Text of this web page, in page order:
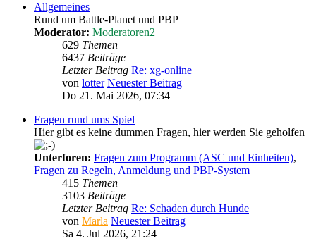
Allgemeines
Rund um Battle-Planet und PBP
Moderator: Moderatoren2
629 Themen
6437 Beiträge
Letzter Beitrag Re: xg-online
von lotter Neuester Beitrag
Do 21. Mai 2026, 07:34
Fragen rund ums Spiel
Hier gibt es keine dummen Fragen, hier werden Sie geholfen
Unterforen: Fragen zum Programm (ASC und Einheiten),
Fragen zu Regeln, Anmeldung und PBP-System
415 Themen
3103 Beiträge
Letzter Beitrag Re: Schaden durch Hunde
von Marla Neuester Beitrag
Sa 4. Jul 2026, 21:24